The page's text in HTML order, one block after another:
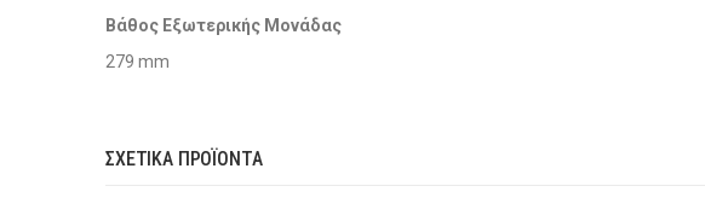
Βάθος Εξωτερικής Μονάδας
279 mm
ΣΧΕΤΙΚΆ ΠΡΟΪΌΝΤΑ